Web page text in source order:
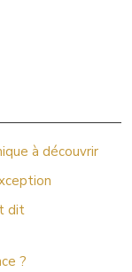
à découvrir
dit
?